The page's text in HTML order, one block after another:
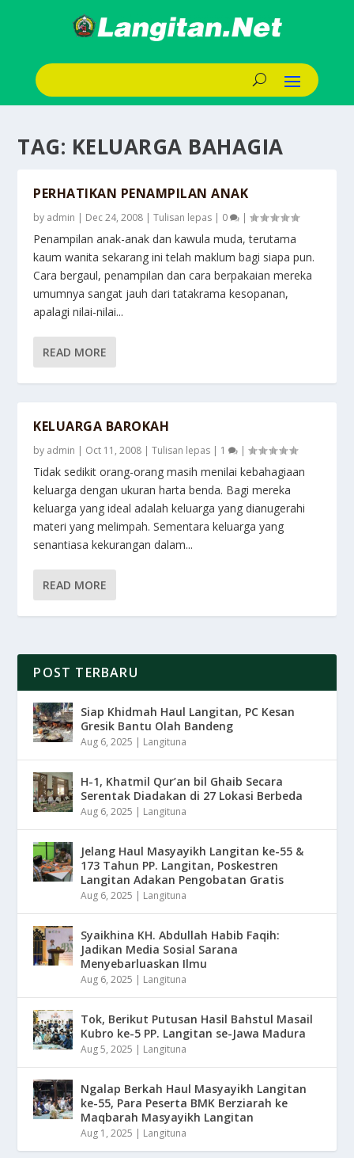
TAG: KELUARGA BAHAGIA
PERHATIKAN PENAMPILAN ANAK
by admin | Dec 24, 2008 |Tulisan lepas | 0 |
Penampilan anak-anak dan kawula muda, terutama
kaum wanita sekarang ini telah maklum bagi siapa pun.
Cara bergaul, penampilan dan cara berpakaian mereka
umumnya sangat jauh dari tatakrama kesopanan,
apalagi nilai-nilai...
READ MORE
KELUARGA BAROKAH
by admin | Oct 11, 2008 |Tulisan lepas | 1 |
Tidak sedikit orang-orang masih menilai kebahagiaan
keluarga dengan ukuran harta benda. Bagi mereka
keluarga yang ideal adalah keluarga yang dianugerahi
materi yang melimpah. Sementara keluarga yang
senantiasa kekurangan dalam...
READ MORE
POST TERBARU
Siap Khidmah Haul Langitan, PC Kesan
Gresik Bantu Olah Bandeng
Aug 6, 2025 | Langituna
H-1, Khatmil Qur’an bil Ghaib Secara
Serentak Diadakan di 27 Lokasi Berbeda
Aug 6, 2025 | Langituna
Jelang Haul Masyayikh Langitan ke-55 &
173 Tahun PP. Langitan, Poskestren
Langitan Adakan Pengobatan Gratis
Aug 6, 2025 | Langituna
Syaikhina KH. Abdullah Habib Faqih:
Jadikan Media Sosial Sarana
Menyebarluaskan Ilmu
Aug 6, 2025 | Langituna
Tok, Berikut Putusan Hasil Bahstul Masail
Kubro ke-5 PP. Langitan se-Jawa Madura
Aug 5, 2025 | Langituna
Ngalap Berkah Haul Masyayikh Langitan
ke-55, Para Peserta BMK Berziarah ke
Maqbarah Masyayikh Langitan
Aug 1, 2025 | Langituna